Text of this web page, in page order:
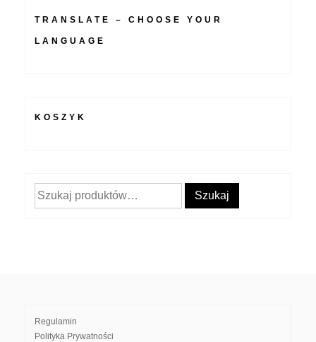
TRANSLATE – CHOOSE YOUR
LANGUAGE
KOSZYK
Szukaj: Szukaj
Regulamin
Polityka Prywatności